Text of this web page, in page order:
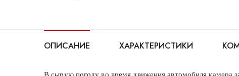
ОПИСАНИЕ ХАРАКТЕРИСТИКИ